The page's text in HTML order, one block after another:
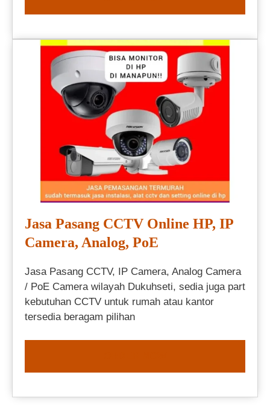
Jasa Pasang CCTV Online HP, IP
Camera, Analog, PoE
Jasa Pasang CCTV, IP Camera, Analog Camera
/ PoE Camera wilayah Dukuhseti, sedia juga part
kebutuhan CCTV untuk rumah atau kantor
tersedia beragam pilihan